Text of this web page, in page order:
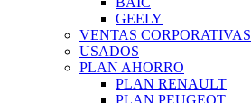
GEELY
VENTAS CORPORATIVAS
USADOS
PLAN AHORRO
PLAN RENAULT
PLAN PEUGEOT